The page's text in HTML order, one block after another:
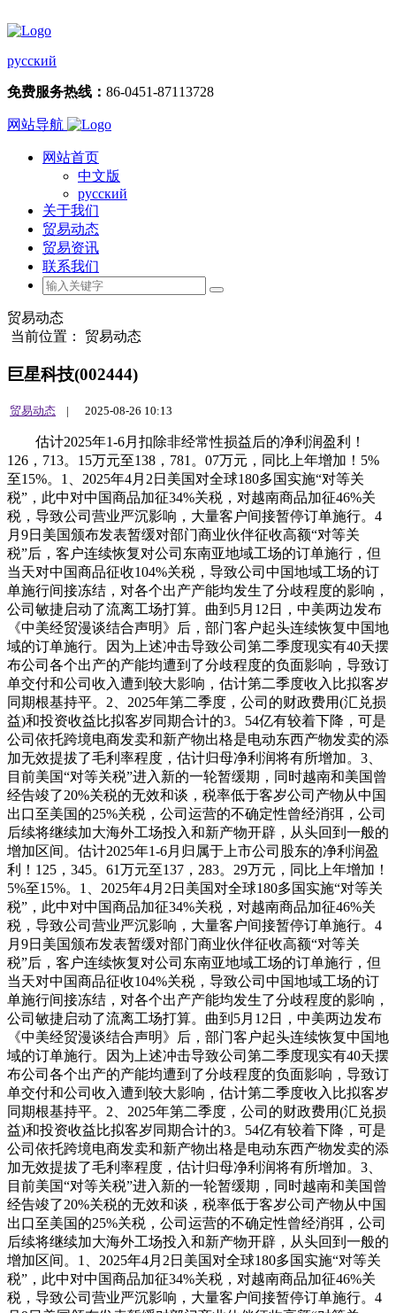
русский
免费服务热线： 86-0451-87113728
网站导航
网站首页
中文版
русский
关于我们
贸易动态
贸易资讯
联系我们
贸易动态
当前位置： 贸易动态
巨星科技(002444)
贸易动态 | 2025-08-26 10:13
估计2025年1-6月扣除非经常性损益后的净利润盈利！126，713。15万元至138，781。07万元，同比上年增加！5%至15%。1、2025年4月2日美国对全球180多国实施“对等关税”，此中对中国商品加征34%关税，对越南商品加征46%关税，导致公司营业严沉影响，大量客户间接暂停订单施行。4月9日美国颁布发表暂缓对部门商业伙伴征收高额“对等关税”后，客户连续恢复对公司东南亚地域工场的订单施行，但当天对中国商品征收104%关税，导致公司中国地域工场的订单施行间接冻结，对各个出产产能均发生了分歧程度的影响，公司敏捷启动了流离工场打算。曲到5月12日，中美两边发布《中美经贸漫谈结合声明》后，部门客户起头连续恢复中国地域的订单施行。因为上述冲击导致公司第二季度现实有40天摆布公司各个出产的产能均遭到了分歧程度的负面影响，导致订单交付和公司收入遭到较大影响，估计第二季度收入比拟客岁同期根基持平。2、2025年第二季度，公司的财政费用(汇兑损益)和投资收益比拟客岁同期合计的3。54亿有较着下降，可是公司依托跨境电商发卖和新产物出格是电动东西产物发卖的添加无效提拔了毛利率程度，估计归母净利润将有所增加。3、目前美国“对等关税”进入新的一轮暂缓期，同时越南和美国曾经告竣了20%关税的无效和谈，税率低于客岁公司产物从中国出口至美国的25%关税，公司运营的不确定性曾经消弭，公司后续将继续加大海外工场投入和新产物开辟，从头回到一般的增加区间。估计2025年1-6月归属于上市公司股东的净利润盈利！125，345。61万元至137，283。29万元，同比上年增加！5%至15%。1、2025年4月2日美国对全球180多国实施“对等关税”，此中对中国商品加征34%关税，对越南商品加征46%关税，导致公司营业严沉影响，大量客户间接暂停订单施行。4月9日美国颁布发表暂缓对部门商业伙伴征收高额“对等关税”后，客户连续恢复对公司东南亚地域工场的订单施行，但当天对中国商品征收104%关税，导致公司中国地域工场的订单施行间接冻结，对各个出产产能均发生了分歧程度的影响，公司敏捷启动了流离工场打算。曲到5月12日，中美两边发布《中美经贸漫谈结合声明》后，部门客户起头连续恢复中国地域的订单施行。因为上述冲击导致公司第二季度现实有40天摆布公司各个出产的产能均遭到了分歧程度的负面影响，导致订单交付和公司收入遭到较大影响，估计第二季度收入比拟客岁同期根基持平。2、2025年第二季度，公司的财政费用(汇兑损益)和投资收益比拟客岁同期合计的3。54亿有较着下降，可是公司依托跨境电商发卖和新产物出格是电动东西产物发卖的添加无效提拔了毛利率程度，估计归母净利润将有所增加。3、目前美国“对等关税”进入新的一轮暂缓期，同时越南和美国曾经告竣了20%关税的无效和谈，税率低于客岁公司产物从中国出口至美国的25%关税，公司运营的不确定性曾经消弭，公司后续将继续加大海外工场投入和新产物开辟，从头回到一般的增加区间。1、2025年4月2日美国对全球180多国实施“对等关税”，此中对中国商品加征34%关税，对越南商品加征46%关税，导致公司营业严沉影响，大量客户间接暂停订单施行。4月9日美国颁布发表暂缓对部门商业伙伴征收高额“对等关税”后，客户连续恢复对公司东南亚地域工场的订单施行，但当天对中国商品征收104%关税，导致公司中国地域工场的订单施行间接冻结，对各个出产产能均发生了分歧程度的影响，公司敏捷启动了流离工场打算。曲到5月12日，中美两边发布《中美经贸漫谈结合声明》后，部门客户起头连续恢复中国地域的订单施行。因为上述冲击导致公司第二季度现实有40天摆布公司各个出产的产能均遭到了分歧程度的负面影响，导致订单交付和公司收入遭到较大影响，估计第二季度收入比拟客岁同期根基持平。2、2025年第二季度，公司的财政费用(汇兑损益)和投资收益比拟客岁同期合计的3。54亿有较着下降，可是公司依托跨境电商发卖和新产物出格是电动东西产物发卖的添加无效提拔了毛利率程度，估计归母净利润将有所增加。3、目前美国“对等关税”进入新的一轮暂缓期，同时越南和美国曾经告竣了20%关税的无效和谈，税率低于客岁公司产物从中国出口至美国的25%关税，公司运营的不确定性曾经消弭，公司后续将继续加大海外工场投入和新产物开辟，从头回到一般的增加区间。估计2024年1-12月扣除非经常性损益后的净利润盈利！229，161。29万元至254，623。65万元，同比上年增加！35%至50%。1、演讲期内，东西消费苏醒，逐步回到一般增速程度，公司次要客户竣事去库历程，公司订单逐渐和终端发卖环境婚配；同时公司依托本身合作力研发了大量新的产物品类，获得了新的客户订单，跟着公司东南亚产能不竭，产能瓶颈也得以冲破，估计全年停业收入同比增幅跨越35%，公司盈利也同比获得大幅增加。2、演讲期内，美国子公司Arrow Fastener Co。，LLC、Prime-Line Products，LLC因为美国办事业和制制业成本大幅上升，导致其盈利能力同比大幅下降，估计将计提商誉减值预备跨越1亿元。3、目前公司订单比力充脚，公司将来将继续加大全球化产能结构，估计公司正在将来一段时间将继续连结合理的增速。估计2024年1-12月归属于上市公司股东的净利润盈利！228，367。73万元至253，741。92万元，同比上年增加！35%至50%。1、演讲期内，东西消费苏醒，逐步回到一般增速程度，公司次要客户竣事去库历程，公司订单逐渐和终端发卖环境婚配；同时公司依托本身合作力研发了大量新的产物品类，获得了新的客户订单，跟着公司东南亚产能不竭，产能瓶颈也得以冲破，估计全年停业收入同比增幅跨越35%，公司盈利也同比获得大幅增加。2、演讲期内，美国子公司Arrow Fastener Co。，LLC、Prime-Line Products，LLC因为美国办事业和制制业成本大幅上升，导致其盈利能力同比大幅下降，估计将计提商誉减值预备跨越1亿元。3、目前公司订单比力充脚，公司将来将继续加大全球化产能结构，估计公司正在将来一段时间将继续连结合理的增速。1、演讲期内，东西消费苏醒，逐步回到一般增速程度，公司次要客户竣事去库历程，公司订单逐渐和终端发卖环境婚配；同时公司依托本身合作力研发了大量新的产物品类，获得了新的客户订单，跟着公司东南亚产能不竭，产能瓶颈也得以冲破，估计全年停业收入同比增幅跨越35%，公司盈利也同比获得大幅增加。2、演讲期内，美国子公司Arrow Fastener Co。，LLC、Prime-Line Products，LLC因为美国办事业和制制业成本大幅上升，导致其盈利能力同比大幅下降，估计将计提商誉减值预备跨越1亿元。3、目前公司订单比力充脚，公司将来将继续加大全球化产能结构，估计公司正在将来一段时间将继续连结合理的增速。估计2024年1-9月扣除非经常性损益后的净利润盈利！193，359。8万元至208，828。58万元，同比上年增加！25%至35%。1、跟着美联储进入降息通道，美国房地产相关财产较着进入底部苏醒阶段，三季度东西消费同比增速达到4%，行业走出了近三年来零增加的情况，公司客户订单和曲销发卖均大幅增加，估计公司三季度收入同比增速跨越30%。2、三季度人平易近币兑美元汇率有所升值，导致公司应收账款和美元现金资产相对贬值，使得公司投资收益比拟二季度大幅削减，对公司净利润发生了必然的负面影响，后续跟着人平易近币汇率不变该影响估计会逐步消弭，同时当前较高的美元存款利率也能够无效对冲该负面影响。估计2024年1-9月归属于上市公司股东的净利润盈利！188，273。14万元至203，334。99万元，同比上年增加！25%至35%。1、跟着美联储进入降息通道，美国房地产相关财产较着进入底部苏醒阶段，三季度东西消费同比增速达到4%，行业走出了近三年来零增加的情况，公司客户订单和曲销发卖均大幅增加，估计公司三季度收入同比增速跨越30%。2、三季度人平易近币兑美元汇率有所升值，导致公司应收账款和美元现金资产相对贬值，使得公司投资收益比拟二季度大幅削减，对公司净利润发生了必然的负面影响，后续跟着人平易近币汇率不变该影响估计会逐步消弭，同时当前较高的美元存款利率也能够无效对冲该负面影响。1、跟着美联储进入降息通道，美国房地产相关财产较着进入底部苏醒阶段，三季度东西消费同比增速达到4%，行业走出了近三年来零增加的情况，公司客户订单和曲销发卖均大幅增加，估计公司三季度收入同比增速跨越30%。2、三季度人平易近币兑美元汇率有所升值，导致公司应收账款和美元现金资产相对贬值，使得公司投资收益比拟二季度大幅削减，对公司净利润发生了必然的负面影响，后续跟着人平易近币汇率不变该影响估计会逐步消弭，同时当前较高的美元存款利率也能够无效对冲该负面影响。估计2024年1-6月扣除非经常性损益后的净利润盈利！113，308。38万元至122，373。05万元，同比上年增加！25%至35%。1、2024年上半年，公司推出了包罗电动东西、特种箱柜等正在内的大量新品，使得终端市场份额较着提拔；同时跟着欧美通缩缓解，终端市场东西需求有所苏醒；下旅客户根基竣事了自动去库存，全体订单恢复婚配终端市场需求。2、2024年第二季度，公司停业收入同比延续了一季度的增加趋向，跟着公司收入规模的不竭增加，以及东南亚制制的投产，公司的盈利能力显著提高。估计2024年1-6月归属于上市公司股东的净利润盈利！109，068。87万元至117，794。38万元，同比上年增加！25%至35%。1、2024年上半年，公司推出了包罗电动东西、特种箱柜等正在内的大量新品，使得终端市场份额较着提拔；同时跟着欧美通缩缓解，终端市场东西需求有所苏醒；下旅客户根基竣事了自动去库存，全体订单恢复婚配终端市场需求。2、2024年第二季度，公司停业收入同比延续了一季度的增加趋向，跟着公司收入规模的不竭增加，以及东南亚制制的投产，公司的盈利能力显著提高。1、2024年上半年，公司推出了包罗电动东西、特种箱柜等正在内的大量新品，使得终端市场份额较着提拔；同时跟着欧美通缩缓解，终端市场东西需求有所苏醒；下旅客户根基竣事了自动去库存，全体订单恢复婚配终端市场需求。2、2024年第二季度，公司停业收入同比延续了一季度的增加趋向，跟着公司收入规模的不竭增加，以及东南亚制制的投产，公司的盈利能力显著提高。估计2023年1-12月扣除非经常性损益后的净利润盈利！165，000万元至185，000万元，同比上年增加！13。43%至27。18%。1、2023年度(以下简称“演讲期”)，因为2022年下半年以及2023年一季度公司海外订单同比下滑，公司2023年前三季度发卖收入延续了之前的下滑态势，估计全年发卖收入仍维持同比下滑；但下半年全体发卖环境有所好转，次要系公司订单环境的持续改善，以及公司自有品牌逆势取得份额的提拔，而且公司抓住了美国圣诞节促销季的机缘，取得优良业绩。2、演讲期内，受益于汇率、国际海运费、原材料价钱等要素带来的成本改善，以及公司产物全体发卖价钱同比有所提拔，公司盈利能力较着改善，估计全年净利润创汗青新高。估计2023年1-12月归属于上市公司股东的净利润盈利！165，000万元至185，000万元，同比上年增加！16。23%至30。32%。1、2023年度(以下简称“演讲期”)，因为2022年下半年以及2023年一季度公司海外订单同比下滑，公司2023年前三季度发卖收入延续了之前的下滑态势，估计全年发卖收入仍维持同比下滑；但下半年全体发卖环境有所好转，次要系公司订单环境的持续改善，以及公司自有品牌逆势取得份额的提拔，而且公司抓住了美国圣诞节促销季的机缘，取得优良业绩。2、演讲期内，受益于汇率、国际海运费、原材料价钱等要素带来的成本改善，以及公司产物全体发卖价钱同比有所提拔，公司盈利能力较着改善，估计全年净利润创汗青新高。1、2023年度(以下简称“演讲期”)，因为2022年下半年以及2023年一季度公司海外订单同比下滑，公司2023年前三季度发卖收入延续了之前的下滑态势，估计全年发卖收入仍维持同比下滑；但下半年全体发卖环境有所好转，次要系公司订单环境的持续改善，以及公司自有品牌逆势取得份额的提拔，而且公司抓住了美国圣诞节促销季的机缘，取得优良业绩。2、国际海运费、原材料价钱等要素带来的成本改善，以及公司产物全体发卖价钱同比有所提拔，公司盈利能力较着改善，估计全年净利润创汗青新高。估计2023年1-6月扣除非经常性损益后的净利润盈利！81，157。7万元至93，643。5万元，同比上年增加！30%至50%。1、2023年上半年公司全体发卖延续2022年四时度起头的负增加趋向，次要缘由是22年上半年欧美总体库存处于汗青最高程度导致客户订单大幅下降；产物品类上来看，储物柜收入同比跌幅跨越50%，是次要下跌缘由。2、因为汇率、国际航运费和原材料价钱均发生有益于公司的变化，公司全体盈利能力大幅回升，估计净利润同比大幅增加。3、目前欧美东西行业库存逐月改善，同时新屋开工和发卖等数据显示房地产底部苏醒迹象较着，相信将来公司收入将走出低谷期逐步回归一般，并延续连结合理的盈利能力。估计2023年1-6月归属于上市公司股东的净利润盈利！83，400。67万元至96，231。54万元，同比上年增加！30%至50%。1、2023年上半年公司全体发卖延续2022年四时度起头的负增加趋向，次要缘由是22年上半年欧美总体库存处于汗青最高程度导致客户订单大幅下降；产物品类上来看，储物柜收入同比跌幅跨越50%，是次要下跌缘由。2、因为汇率、国际航运费和原材料价钱均发生有益于公司的变化，公司全体盈利能力大幅回升，估计净利润同比大幅增加。3、目前欧美东西行业库存逐月改善，同时新屋开工和发卖等数据显示房地产底部苏醒迹象较着，相信将来公司收入将走出低谷期逐步回归一般，并延续连结合理的盈利能力。1、2023年上半年公司全体发卖延续2022年四时度起头的负增加趋向，次要缘由是22年上半年欧美总体库存处于汗青最高程度导致客户订单大幅下降；产物品类上来看，储物柜收入同比跌幅跨越50%，是次要下跌缘由。2、因为汇率、国际航运费和原材料价钱均发生有益于公司的变化，公司全体盈利能力大幅回升，估计净利润同比大幅增加。3、目前欧美东西行业库存逐月改善，同时新屋开工和发卖等数据显示房地产底部苏醒迹象较着，相信将来公司收入将走出低谷期逐步回归一般，并延续连结合理的盈利能力。估计2022年1-6月扣除非经常性损益后的净利润盈利！58，084。74万元至78，414。41万元，同比上年增加！0%至35%。2022年上半年(以下简称“演讲期”)，全球东西需求仍然不变上升，公司先后面临人平易近币汇率大幅波动、中国部门地域新冠疫情频频和国际物流成本继续高企等三大晦气要素的环境下，仍然取得了较高的收入增加和利润不变，具体如下！1、2021年半年度，公司取得子公司、联营企业及合营企业的投资成本小于取得投资时应享有被投资单元可辨认净资产公允价值发生的收益为8，869万元。演讲期内，估计该类型收益为0元。2、2021年，美元兑人平易近币平均汇率两头价为6。4515，此中上半年稍高，截止2022年5月31日，美元对人平易近币平均汇率略低于客岁同期程度；同时演讲期内，国际物流成本仍然维持较高程度，而且因为长协价钱提拔和美国人工工资上升等缘由，客不雅上导致公司物流成本和口岸成本比拟客岁同期大幅上升。2022年二季度，公司对成本进行了优化，同时和客户进行了产物价钱的均衡性调整，使得公司毛利率程度进入回升通道。3、演讲期内，全球东西需求仍然不变上升，市场除部门品类因为库存和产物寿命等缘由导致客户订单有所削减外，大部门产物仍然维持较高景气宇，部门产物类别如储物柜、木匠东西等仍然求过于供；而欧洲市场，虽然需求仍处于迟缓苏醒阶段，可是部门合作敌手因为俄乌冲突导致产能大幅下降，东西进口需求较着上升。公司抓住这一机缘，继续加大产物研发和投放的力度，上半年连结了收入的高速增加和市场份额的持续提拔。跟着新的一轮衡宇交付买卖高峰的到临，估计公司从停业务收入将继续维持较高的增加。4、演讲期内，电商营业全体增速下行，而公司依托产物线扩张和全球电商结构，仍然实现了跨境电商营业50%以上的增加。5、演讲期内，公司正在东南亚越南、泰国、柬埔寨三国的产能一般运转，而越南北部和柬埔寨西港国际运力较着不脚；同时4、5月份中国境内部门口岸运转受限，国际物流仍然是公司产物交付的一大风险。估计2022年1-6月归属于上市公司股东的净利润盈利！65，529。77万元至80，091。94万元，同比上年变更！-10%至10%。2022年上半年(以下简称“演讲期”)，全球东西需求仍然不变上升，公司先后面临人平易近币汇率大幅波动、中国部门地域新冠疫情频频和国际物流成本继续高企等三大晦气要素的环境下，仍然取得了较高的收入增加和利润不变，具体如下！1、2021年半年度，公司取得子公司、联营企业及合营企业的投资成本小于取得投资时应享有被投资单元可辨认净资产公允价值发生的收益为8，869万元。演讲期内，估计该类型收益为0元。2、2021年，美元兑人平易近币平均汇率两头价为6。4515，此中上半年稍高，截止2022年5月31日，美元对人平易近币平均汇率略低于客岁同期程度；同时演讲期内，国际物流成本仍然维持较高程度，而且因为长协价钱提拔和美国人工工资上升等缘由，客不雅上导致公司物流成本和口岸成本比拟客岁同期大幅上升。2022年二季度，公司对成本进行了优化，同时和客户进行了产物价钱的均衡性调整，使得公司毛利率程度进入回升通道。3、演讲期内，全球东西需求仍然不变上升，市场除部门品类因为库存和产物寿命等缘由导致客户订单有所削减外，大部门产物仍然维持较高景气宇，部门产物类别如储物柜、木匠东西等仍然求过于供；而欧洲市场，虽然需求仍处于迟缓苏醒阶段，可是部门合作敌手因为俄乌冲突导致产能大幅下降，东西进口需求较着上升。公司抓住这一机缘，继续加大产物研发和投放的力度，上半年连结了收入的高速增加和市场份额的持续提拔。跟着新的一轮衡宇交付买卖高峰的到临，估计公司从停业务收入将继续维持较高的增加。4、演讲期内，电商营业全体增速下行，而公司依托产物线扩张和全球电商结构，仍然实现了跨境电商营业50%以上的增加。5、演讲期内，公司正在东南亚越南、泰国、柬埔寨三国的产能一般运转，而越南北部和柬埔寨西港国际运力较着不脚；同时4、5月份中国境内部门口岸运转受限，国际物流仍然是公司产物交付的一大风险。2022年上半年(以下简称“演讲期”)，全球东西需求仍然不变上升，公司先后面临人平易近币汇率大幅波动、中国部门地域新冠疫情频频和国际物流成本继续高企等三大晦气要素的环境下，仍然取得了较高的收入增加和利润不变，具体如下！1、2021年半年度，公司取得子公司、联营企业及合营企业的投资成本小于取得投资时应享有被投资单元可辨认净资产公允价值发生的收益为8，869万元。演讲期内，估计该类型收益为0元。2、2021年，美元兑人平易近币平均汇率两头价为6。4515，此中上半年稍高，截止2022年5月31日，美元对人平易近币平均汇率略低于客岁同期程度；同时演讲期内，国际物流成本仍然维持较高程度，而且因为长协价钱提拔和美国人工工资上升等缘由，客不雅上导致公司物流成本和口岸成本比拟客岁同期大幅上升。2022年二季度，公司对成本进行了优化，同时和客户进行了产物价钱的均衡性调整，使得公司毛利率程度进入回升通道。3、演讲期内，全球东西需求仍然不变上升，市场除部门品类因为库存和产物寿命等缘由导致客户订单有所削减外，大部门产物仍然维持较高景气宇，部门产物类别如储物柜、木匠东西等仍然求过于供；而欧洲市场，虽然需求仍处于迟缓苏醒阶段，可是部门合作敌手因为俄乌冲突导致产能大幅下降，东西进口需求较着上升。公司抓住这一机缘，继续加大产物研发和投放的力度，上半年连结了收入的高速增加和市场份额的持续提拔。跟着新的一轮衡宇交付买卖高峰的到临，估计公司从停业务收入将继续维持较高的增加。4、演讲期内，电商营业全体增速下行，而公司依托产物线扩张和全球电商结构，仍然实现了跨境电商营业50%以上的增加。5、演讲期内，公司正在东南亚越南、泰国、柬埔寨三国的产能一般运转，而越南北部和柬埔寨西港国际运力较着不脚；同时4、5月份中国境内部门口岸运转受限，国际物流仍然是公司产物交付的一大风险。1、2021年度(以下简称“演讲期”)，全球经济正在新冠疫情不竭频频的大布景下，发生了很多深刻的变化和持续的动荡，全球东西市场的需乞降供应链款式持续发生着一些有益于公司持久合作力的变化。次要包罗！美国房地产市场持续连结景气和繁荣，带来各类东西需求的不变上行；二季度起头原材料大商品价钱不竭走高，全球运费不竭上涨且国际物流呈现堵塞，虽然对公司的盈利能力发生了较大的负面影响可是凸显了公司全球结构全财产链结构的劣势，持续获得了市场份额的提拔；国际上一些中小型东西公司虽然依托市场景气获得了订单可是因为成本上涨远快于收入上涨，导致现金流持续恶化，行业进一步获得出清。正在这一大的布景下，公司凭仗不变的供应链、研发劣势和渠道办理能力持续获取市场份额，估计公司停业收入初次跨越100亿元，从停业务增加跨越30%。2、演讲期内，人平易近币持续走强，全年美元兑人平易近币汇率两头价平均值比拟2020年升值6。9%；同时公司国际物流成本大幅上升，国际海运费用和口岸畅留费用同比增加100%以上；最初公司次要原材料价钱同比2020年较着上涨，虽然公司对上逛供应商议价能力较强，但各项采购成本仍不成避免上涨。上述成本要素史无前例的同时发生对公司盈利能力的晦气变化，且幅度庞大，虽然公司对客户和终端进行了分歧程度的跌价，但各项成本超预期增加，无法全数笼盖成本变更带来的影响，导致演讲期内公司毛利率创汗青最低程度。3、演讲期内，公司激光丈量仪器营业同比增加跨越100%，跨境电商为从的DTC(DirecttoConsumer)营业同比增加跨越50%，动力东西实现超2亿美元收入成为公司营业新的发力点。4、演讲期内，公司部门参股公司的盈利能力有所下滑，使得公司投资收益同比下降。估计2021年1-12月扣除非经常性损益后的净利润盈利！110，836。3万元至124，337。62万元，同比上年变更！-10。16%至0。78%。1、2021年度(以下简称“演讲期”)，全球经济正在新冠疫情不竭频频的大布景下，发生了很多深刻的变化和持续的动荡，全球东西市场的需乞降供应链款式持续发生着一些有益于公司持久合作力的变化。次要包罗！美国房地产市场持续连结景气和繁荣，带来各类东西需求的不变上行；二季度起头原材料大商品价钱不竭走高，全球运费不竭上涨且国际物流呈现堵塞，虽然对公司的盈利能力发生了较大的负面影响可是凸显了公司全球结构全财产链结构的劣势，持续获得了市场份额的提拔；国际上一些中小型东西公司虽然依托市场景气获得了订单可是因为成本上涨远快于收入上涨，导致现金流持续恶化，行业进一步获得出清。正在这一大的布景下，公司凭仗不变的供应链、研发劣势和渠道办理能力持续获取市场份额，估计公司停业收入初次跨越100亿元，从停业务增加跨越30%。2、演讲期内，人平易近币持续走强，全年美元兑人平易近币汇率两头价平均值比拟2020年升值6。9%；同时公司国际物流成本大幅上升，国际海运费用和口岸畅留费用同比增加100%以上；最初公司次要原材料价钱同比2020年较着上涨，虽然公司对上逛供应商议价能力较强，但各项采购成本仍不成避免上涨。上述成本要素史无前例的同时发生对公司盈利能力的晦气变化，且幅度庞大，虽然公司对客户和终端进行了分歧程度的跌价，但各项成本超预期增加，无法全数笼盖成本变更带来的影响，导致演讲期内公司毛利率创汗青最低程度。3、演讲期内，公司激光丈量仪器营业同比增加跨越100%，跨境电商为从的DTC(DirecttoConsumer)营业同比增加跨越50%，动力东西实现超2亿美元收入成为公司营业新的发力点。4、演讲期内，公司部门参股公司的盈利能力有所下滑，使得公司投资收益同